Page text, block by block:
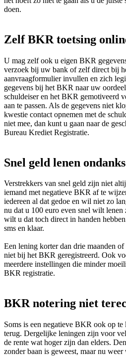
doen.
Zelf BKR toetsing
U mag zelf ook u eigen BKR
verzoek bij uw bank of zelf direct bij
aanvraagformulier invullen en zich
gegevens bij het BKR naar uw
schuldeiser en het BKR gemotiveerd
aan te passen. Als de gegevens niet
kwestie contact opnemen met de
niet mee, dan kunt u gaan naar de
Bureau Krediet Registratie.
Snel geld lenen
Verstrekkers van snel geld zijn niet
iemand met negatieve BKR af te
iedereen al dat gedoe en wil niet zo
nu dat u 100 euro even snel wilt
wilt u dat toch direct in handen
sms en klaar.
Een lening korter dan drie maanden
niet bij het BKR geregistreerd. Ook
meerdere instellingen die minder
BKR registratie.
BKR notering niet
Soms is een negatieve BKR ook op te
terug. Dergelijke leningen zijn voor
de rente wat hoger zijn dan elders.
zonder baan is geweest, maar nu